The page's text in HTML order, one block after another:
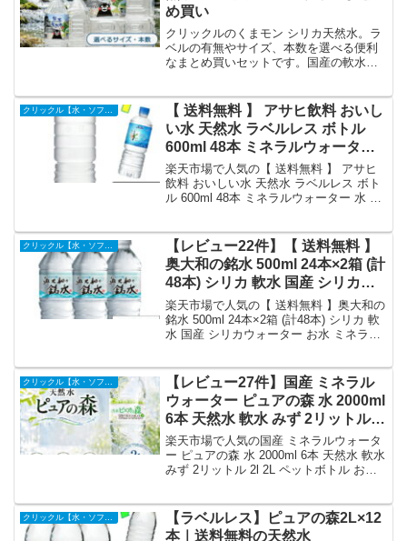
円で販売中（送料込み・ポイント1倍）。
実ユーザーレビュー0件・平均評価0の商
品情報・購入方法まとめ。
め買い
クリックルのくまモン シリカ天然水。ラ
ベルの有無やサイズ、本数を選べる便利
なまとめ買いセットです。国産の軟水
ジをチェックしてください。
クリックル【水・ソフトドリンク】
【 送料無料 】 アサヒ飲料 おいし
い水 天然水 ラベルレス ボトル
600ml 48本 ミネラルウォーター
水 みず お水 ペットボトル 大量
まとめ買い 軟水 国産 ケース 買い
箱 ウォーター アサヒおいしい水
い｜価格・送料・ポイント還元ま
とめ
楽天市場で人気の【 送料無料 】 アサヒ
飲料 おいしい水 天然水 ラベルレス ボト
ル 600ml 48本 ミネラルウォーター 水 み
ヒおいしい水 美味しい水 600ml水 水まと
め買いを徹底解説。クリックル【水・ソ
フトドリンク】から5,840円で販売中（送
料別・ポイント1倍）。実ユーザーレビュ
ー0件・平均評価0の商品情報・購入方法
まとめ。
クリックル【水・ソフトドリンク】
【レビュー22件】【 送料無料 】
奥大和の銘水 500ml 24本×2箱 (計
48本) シリカ 軟水 国産 シリカウ
ォーター お水 ミネラルウォータ
ー ケイ素水 軟水 まとめ買い
PFOS PFOA PFAS 検査済み 検
ト還元まとめ
楽天市場で人気の【 送料無料 】奥大和の
銘水 500ml 24本×2箱 (計48本) シリカ 軟
水 国産 シリカウォーター お水 ミネラル
下を徹底解説。クリックル【水・ソフト
ドリンク】から3,880円で販売中（送料
別・ポイント1倍）。実ユーザーレビュー
22件・平均評価4.82の商品情報・購入方
法まとめ。
【レビュー27件】国産 ミネラル
ウォーター ピュアの森 水 2000ml
6本 天然水 軟水 みず 2リットル 2l
2L ペットボトル お水 1ケース【
送料無料 】 硝酸態窒素 亜硝酸態
窒素 PFOS PFOA PFAS 検出限
元まとめ
楽天市場で人気の国産 ミネラルウォータ
ー ピュアの森 水 2000ml 6本 天然水 軟水
みず 2リットル 2l 2L ペットボトル お水
下を徹底解説。クリックル【水・ソフト
ドリンク】から1,080円で販売中（送料
クリックル【水・ソフトドリンク】
【ラベルレス】ピュアの森2L×12
本｜送料無料の天然水